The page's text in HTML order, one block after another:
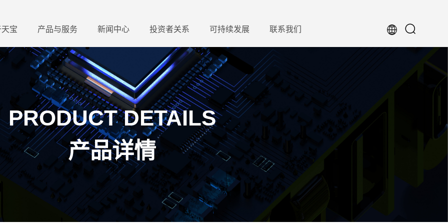
宝 产品与服务 新闻中心 投资者关系 可持续发展 联系我们
PRODUCT DETAILS
产品详情